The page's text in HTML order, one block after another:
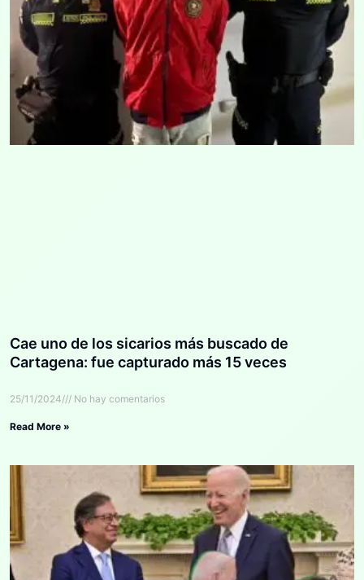
Cae uno de los sicarios más buscado de
Cartagena: fue capturado más 15 veces
25/11/2024 No hay comentarios
Read More »